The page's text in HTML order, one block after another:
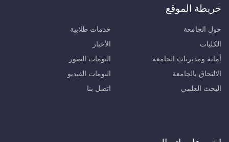
خريطة الموقع
حول الجامعة
الكليات
أمانة ومديريات الجامعة
الالتحاق بالجامعة
البحث العلمي
خدمات طلابية
الأخبار
البومات الصور
البومات الفيديو
اتصل بنا